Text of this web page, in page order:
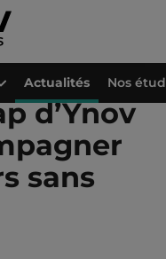
d’Ynov
sans
Actualités Nos